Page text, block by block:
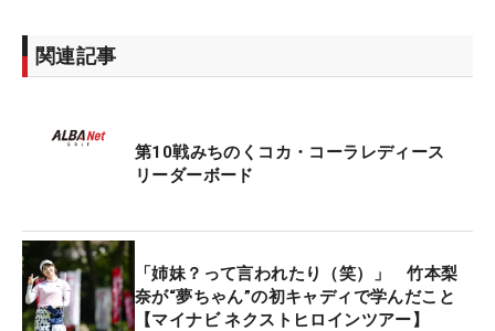
田紗が続いた。
株式会社マイナビ、株式会社ALBA、株式会社ALBA
TV）は「将来有望な若手女子ゴルファーに真剣勝負
の機会を提供して大きく羽ばたいてもらいたい」と
定。出場選手はポイントランキング、前回大会成績
上位者、主催者推薦、ファン投票などにより決めら
れる。
関連記事
第10戦みちのくコカ・コーラレディース
リーダーボード
「姉妹？って言われたり（笑）」 竹本梨
奈が“夢ちゃん”の初キャディで学んだこと
【マイナビ ネクストヒロインツアー】